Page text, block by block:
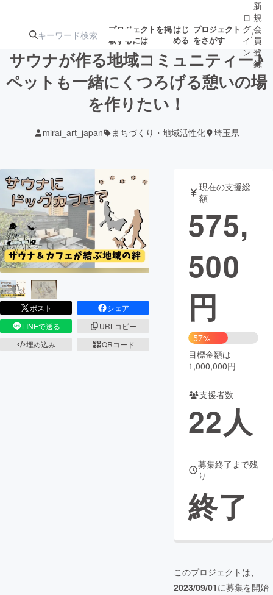
プロジェクトを掲
載するには
はじ
める
プロジェクト
をさがす
注目の新着プロ
ジェクト
募集終了が近いプ
テクノロジー・ガジェット
映像・映画 書籍・雑誌
ビジネス・起業 チャレンジ
CAMPFIRE for Social Good
CAMPFIRE Creation
CAMPFIREふるさと納税
コミュニティ
ロ
グ
イ
ン
/
新
規
会
員
登
録
サウナが作る地域コミュニティー♪
ペットも一緒にくつろげる憩いの場
を作りたい！
mirai_art_japan まちづくり・地域活性化 埼玉県
ポスト
シェア
LINEで送る
URLコピー
埋め込み
QRコード
現在の支援総
額
575,
500
円
57%
目標金額は
1,000,000円
支援者数
22人
募集終了まで残
り
終了
このプロジェクトは、
2023/09/01に募集を開始